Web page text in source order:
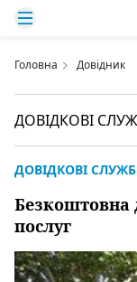
Головна Довідник
ДОВІДКОВІ
Безкоштовна
послуг
ДОВІДКОВІ